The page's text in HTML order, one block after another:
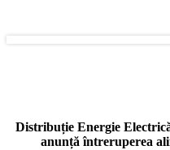
Distribuție Energie
anunță întreruperea